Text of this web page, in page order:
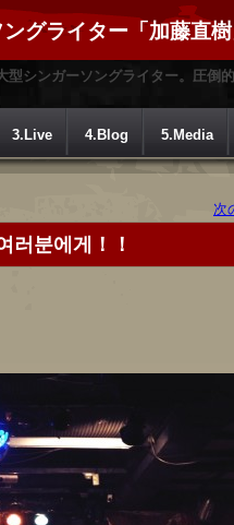
グライター「加藤直
型シンガーソングライター。圧倒
3.Live 4.Blog 5.Media
次
러분에게！！